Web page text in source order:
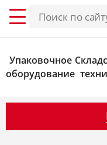
Упаковочное
оборудование